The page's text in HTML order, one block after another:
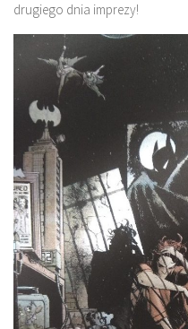
drugiego dnia imprezy!